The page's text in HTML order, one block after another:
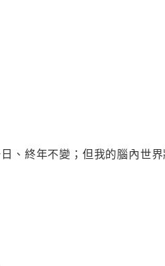
、終年不變；但我的腦內世